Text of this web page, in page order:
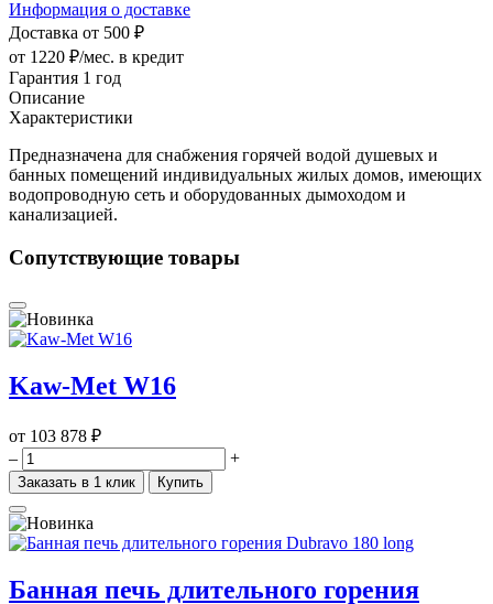
Информация о доставке
Доставка от 500 ₽
от 1220 ₽/мес. в кредит
Гарантия 1 год
Описание
Характеристики
Предназначена для снабжения горячей водой душевых и
банных помещений индивидуальных жилых домов, имеющих
водопроводную сеть и оборудованных дымоходом и
канализацией.
Сопутствующие товары
Kaw-Met W16
от 103 878 ₽
–
+
Заказать в 1 клик Купить
Банная печь длительного горения